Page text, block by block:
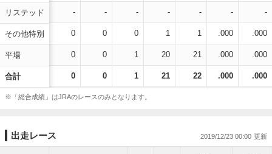
リステッド
その他特別
平場
合計
- - - - - - -
0 0 0 1 1 .000 .000
0 0 1 20 21 .000 .000
0 0 1 21 22 .000 .000
※「総合成績」はJRAのレースのみとなります。
出走レース 2019/12/23 00:00